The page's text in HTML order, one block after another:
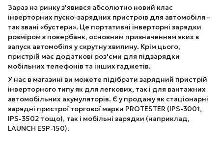
Зараз на ринку з'явився абсолютно новий клас
інверторних пуско-зарядних пристроїв для автомобіля –
так звані «бустери». Це портативні інверторні зарядки
розміром з повербанк, основним призначенням яких є
запуск автомобіля у скрутну хвилину. Крім цього,
пристрій має додаткові роз'єми для підзарядки
мобільних телефонів та інших гаджетів.
У нас в магазині ви можете підібрати зарядний пристрій
інверторного типу як для легкових, так і для вантажних
автомобільних акумуляторів. Є у продажу як стаціонарні
зарядні пристрої торгової марки PROTESTER (IPS-3001,
IPS-3502 тощо), так і мобільні зарядки (наприклад,
LAUNCH ESP-150).